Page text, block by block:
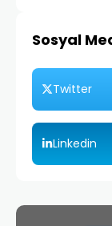
Sosyal
Twitter
Linkedin